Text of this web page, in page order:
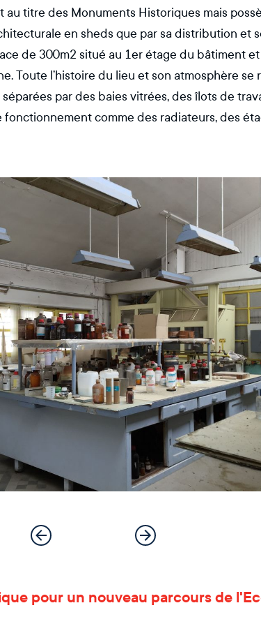
au titre des Monuments Historiques mais
en sheds que par sa distribution et
de 300m2 situé au 1er étage du bâtiment
Toute l’histoire du lieu et son atmosphère
séparées par des baies vitrées, des îlots de
comme des radiateurs, des
pour un nouveau parcours de